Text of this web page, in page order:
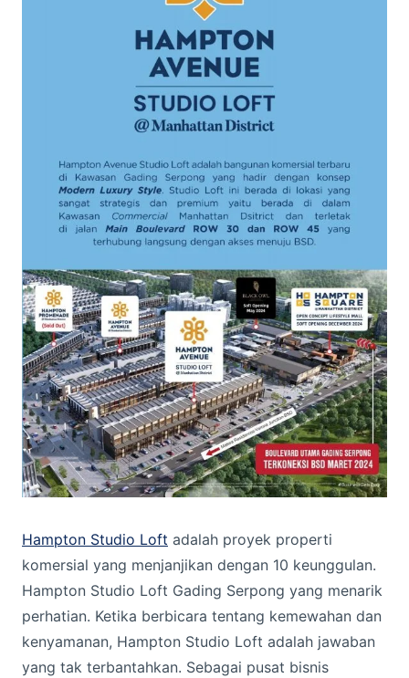
Hampton Studio Loft adalah proyek properti
komersial yang menjanjikan dengan 10 keunggulan.
Hampton Studio Loft Gading Serpong yang menarik
perhatian. Ketika berbicara tentang kemewahan dan
kenyamanan, Hampton Studio Loft adalah jawaban
yang tak terbantahkan. Sebagai pusat bisnis